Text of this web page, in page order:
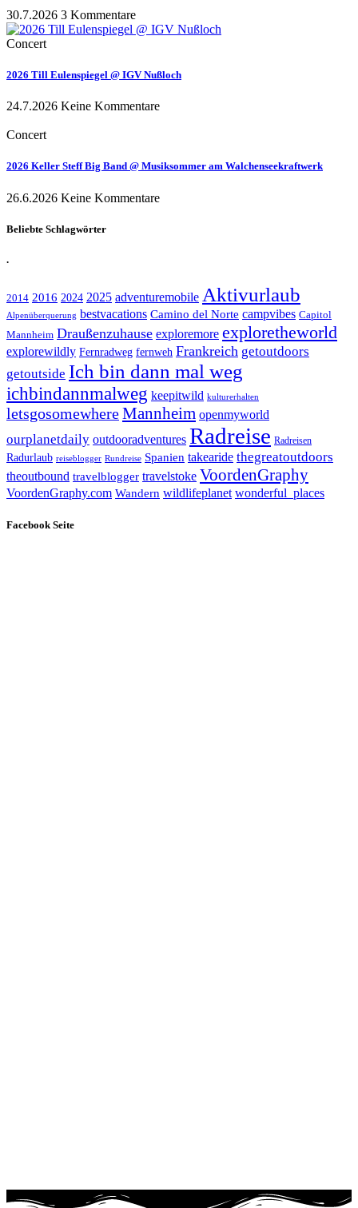
30.7.2026 3 Kommentare
Concert
2026 Till Eulenspiegel @ IGV Nußloch
24.7.2026 Keine Kommentare
Concert
2026 Keller Steff Big Band @ Musiksommer am Walchenseekraftwerk
26.6.2026 Keine Kommentare
Beliebte Schlagwörter
.
2014 2016 2024 2025 adventuremobile Aktivurlaub
Alpenüberquerung bestvacations Camino del Norte campvibes Capitol
Mannheim Draußenzuhause exploremore exploretheworld
explorewildly Fernradweg fernweh Frankreich getoutdoors
getoutside Ich bin dann mal weg
ichbindannmalweg keepitwild kulturerhalten
letsgosomewhereMannheim openmyworld
ourplanetdaily outdooradventures Radreise Radreisen
Radurlaub reiseblogger Rundreise Spanien takearide thegreatoutdoors
theoutbound travelblogger travelstoke VoordenGraphy
VoordenGraphy.com Wandern wildlifeplanet wonderful_places
Facebook Seite